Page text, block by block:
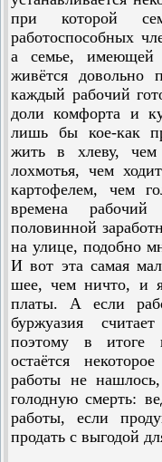
при которой
работоспособных
а семье, имеющей
живётся довольно
каждый рабочий
доли комфорта и
лишь бы кое-как
жить в хлеву,
лохмотья, чем
картофелем, чем
времена рабочий
половинной
на улице, подобно
И вот эта самая
шее, чем ничто, и
платы. А если
буржуазия
поэтому в итоге
остаётся
работы не
голодную смерть:
работы, если
продать с выгодой